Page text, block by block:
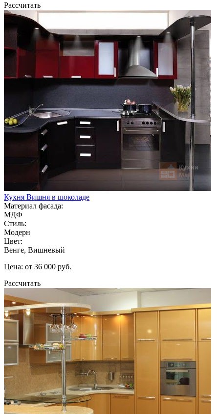
Рассчитать
Кухня Вишня в шоколаде
Материал фасада:
МДФ
Стиль:
Модерн
Цвет:
Венге, Вишневый
Цена: от 36 000 руб.
Рассчитать